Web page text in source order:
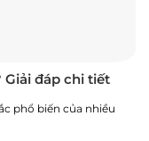
đáp chi tiết
phổ biến của nhiều